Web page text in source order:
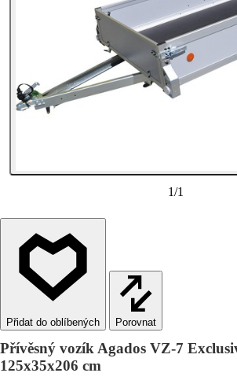
1/1
Porovnat
Přívěsný vozík Agados VZ-7
125x35x206 cm